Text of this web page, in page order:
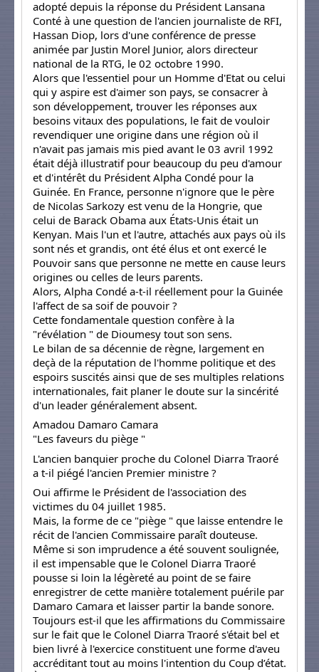
adopté depuis la réponse du Président Lansana
Conté à une question de l'ancien journaliste de RFI,
Hassan Diop, lors d'une conférence de presse
animée par Justin Morel Junior, alors directeur
national de la RTG, le 02 octobre 1990.
Alors que l'essentiel pour un Homme d'Etat ou celui
qui y aspire est d'aimer son pays, se consacrer à
son développement, trouver les réponses aux
besoins vitaux des populations, le fait de vouloir
revendiquer une origine dans une région où il
n'avait pas jamais mis pied avant le 03 avril 1992
était déjà illustratif pour beaucoup du peu d'amour
et d'intérêt du Président Alpha Condé pour la
Guinée. En France, personne n'ignore que le père
de Nicolas Sarkozy est venu de la Hongrie, que
celui de Barack Obama aux États-Unis était un
Kenyan. Mais l'un et l'autre, attachés aux pays où ils
sont nés et grandis, ont été élus et ont exercé le
Pouvoir sans que personne ne mette en cause leurs
origines ou celles de leurs parents.
Alors, Alpha Condé a-t-il réellement pour la Guinée
l'affect de sa soif de pouvoir ?
Cette fondamentale question confère à la
"révélation " de Dioumesy tout son sens.
Le bilan de sa décennie de règne, largement en
deçà de la réputation de l'homme politique et des
espoirs suscités ainsi que de ses multiples relations
internationales, fait planer le doute sur la sincérité
d'un leader généralement absent.
Amadou Damaro Camara
"Les faveurs du piège "
L'ancien banquier proche du Colonel Diarra Traoré
a t-il piégé l'ancien Premier ministre ?
Oui affirme le Président de l'association des
victimes du 04 juillet 1985.
Mais, la forme de ce "piège " que laisse entendre le
récit de l'ancien Commissaire paraît douteuse.
Même si son imprudence a été souvent soulignée,
il est impensable que le Colonel Diarra Traoré
pousse si loin la légèreté au point de se faire
enregistrer de cette manière totalement puérile par
Damaro Camara et laisser partir la bande sonore.
Toujours est-il que les affirmations du Commissaire
sur le fait que le Colonel Diarra Traoré s'était bel et
bien livré à l'exercice constituent une forme d'aveu
accréditant tout au moins l'intention du Coup d’état.